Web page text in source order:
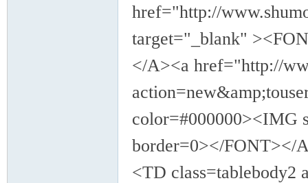
href="http://
target="_blank"
</A><a href="http://
color=#000000><IMG
border=0></FONT></
<TD